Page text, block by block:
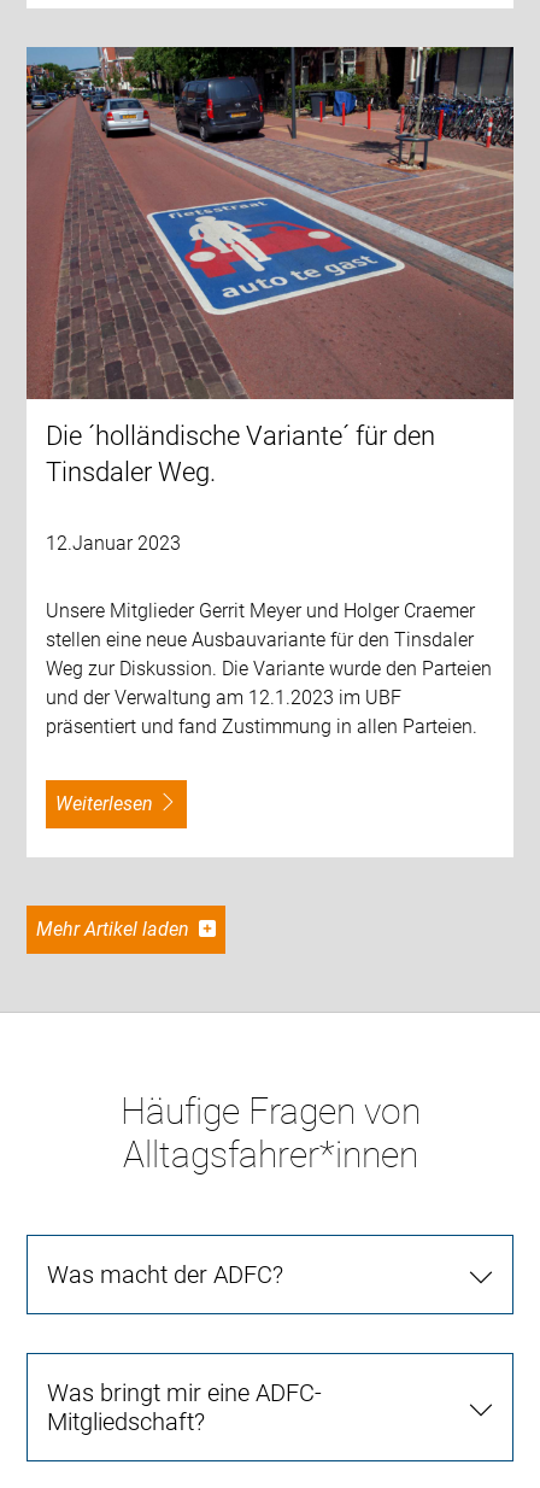
Die ´holländische Variante´ für den
Tinsdaler Weg.
12.Januar 2023
Unsere Mitglieder Gerrit Meyer und Holger Craemer
stellen eine neue Ausbauvariante für den Tinsdaler
Weg zur Diskussion. Die Variante wurde den Parteien
und der Verwaltung am 12.1.2023 im UBF
präsentiert und fand Zustimmung in allen Parteien.
weiterlesen
Mehr Artikel laden
Häufige Fragen von
Alltagsfahrer*innen
Was macht der ADFC?
Was bringt mir eine ADFC-
Mitgliedschaft?